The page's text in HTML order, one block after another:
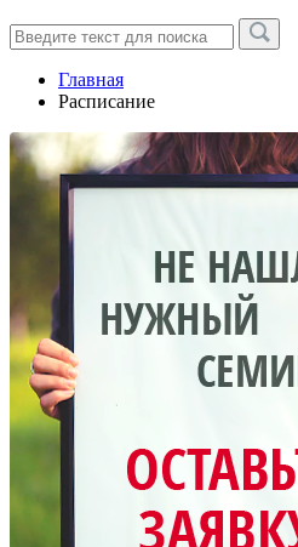
Главная
Расписание